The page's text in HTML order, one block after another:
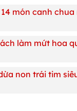
món canh
làm mứt hoa
non trái tim